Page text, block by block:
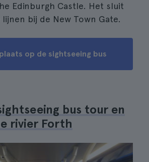
Edinburgh Castle. Het sluit
bij de New Town Gate.
op de sightseeing bus
bus tour en
rivier Forth